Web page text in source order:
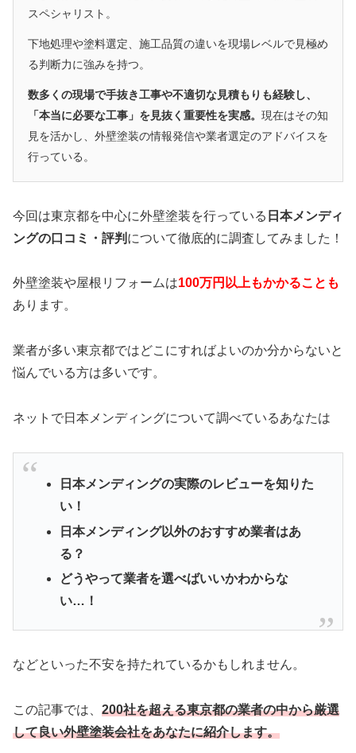
スペシャリスト。
下地処理や塗料選定、施工品質の違いを現場レベルで見極め
る判断力に強みを持つ。
数多くの現場で手抜き工事や不適切な見積もりも経験し、
「本当に必要な工事」を見抜く重要性を実感。 現在はその知
見を活かし、外壁塗装の情報発信や業者選定のアドバイスを
行っている。
今回は東京都を中心に外壁塗装を行っている 日本メンディ
ングの口コミ・評判 について徹底的に調査してみました！
外壁塗装や屋根リフォームは100万円以上もかかることも
あります。
業者が多い東京都ではどこにすればよいのか分からないと
悩んでいる方は多いです。
ネットで日本メンディングについて調べているあなたは
日本メンディングの実際のレビューを知りた
い！
日本メンディング以外のおすすめ業者はあ
る？
どうやって業者を選べばいいかわからな
い…！
などといった不安を持たれているかもしれません。
この記事では、 200社を超える東京都の業者の中から厳選
して良い外壁塗装会社をあなたに紹介します。